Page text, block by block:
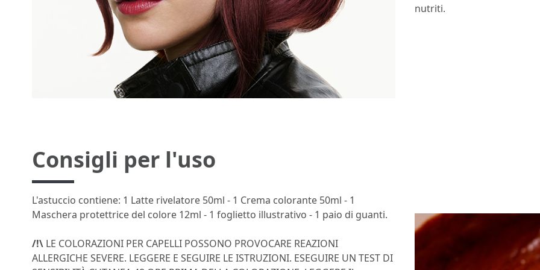
nutriti.
Consigli per l'uso
L'astuccio contiene: 1 Latte rivelatore 50ml - 1 Crema colorante 50ml - 1
Maschera protettrice del colore 12ml - 1 foglietto illustrativo - 1 paio di guanti.
/!\ LE COLORAZIONI PER CAPELLI POSSONO PROVOCARE REAZIONI
ALLERGICHE SEVERE. LEGGERE E SEGUIRE LE ISTRUZIONI. ESEGUIRE UN TEST DI